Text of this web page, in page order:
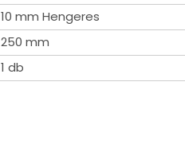
10 mm Hengeres
250 mm
1 db